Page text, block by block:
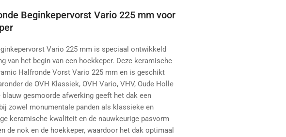
Beginkepervorst Vario 225 mm voor
Vario 225 mm is speciaal ontwikkeld
van het begin van een hoekkeper. Deze keramische
Halfronde Vorst Vario 225 mm en is geschikt
de OVH Klassiek, OVH Vario, VHV, Oude Holle
gesmoorde afwerking geeft het dak een
zowel monumentale panden als klassieke en
keramische kwaliteit en de nauwkeurige pasvorm
de nok en de hoekkeper, waardoor het dak optimaal